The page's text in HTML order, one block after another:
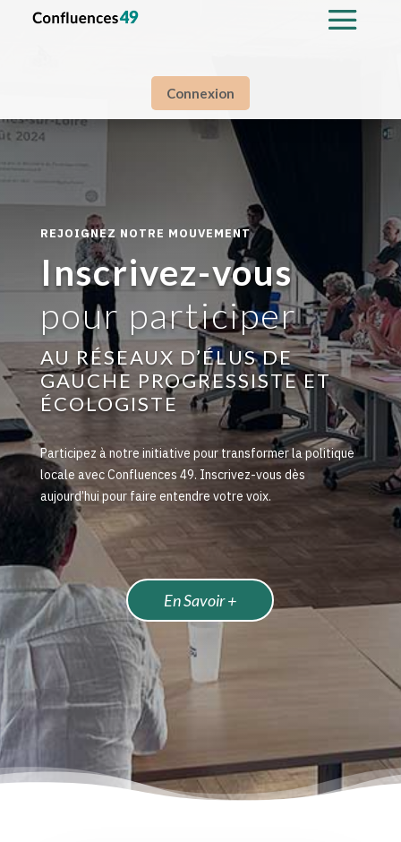
Connexion
REJOIGNEZ NOTRE MOUVEMENT
Inscrivez-vous
pour participer
AU RÉSEAUX D’ÉLUS DE
GAUCHE PROGRESSISTE ET
ÉCOLOGISTE
Participez à notre initiative pour transformer la politique
locale avec Confluences 49. Inscrivez-vous dès
aujourd’hui pour faire entendre votre voix.
En Savoir +